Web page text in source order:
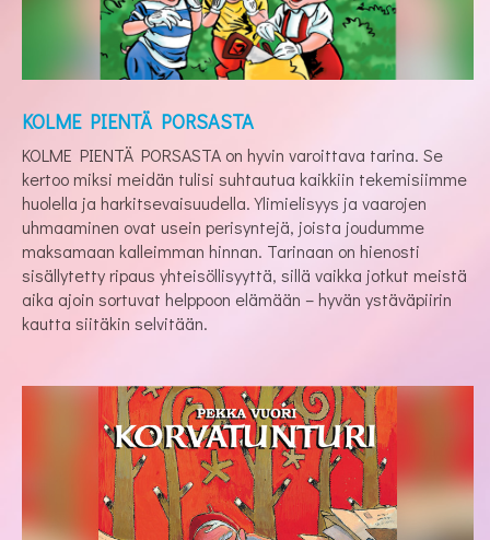
KOLME PIENTÄ PORSASTA
KOLME PIENTÄ PORSASTA on hyvin varoittava tarina. Se
kertoo miksi meidän tulisi suhtautua kaikkiin tekemisiimme
huolella ja harkitsevaisuudella. Ylimielisyys ja vaarojen
uhmaaminen ovat usein perisyntejä, joista joudumme
maksamaan kalleimman hinnan. Tarinaan on hienosti
sisällytetty ripaus yhteisöllisyyttä, sillä vaikka jotkut meistä
aika ajoin sortuvat helppoon elämään – hyvän ystäväpiirin
kautta siitäkin selvitään.